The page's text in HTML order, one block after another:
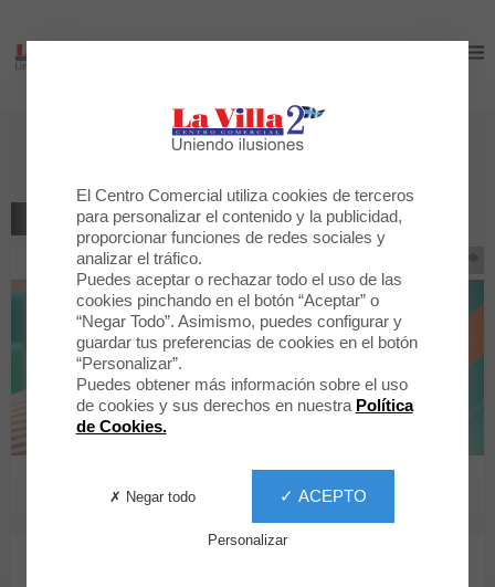
LA VILLA 2
RITUALS EVENTO DE VERANO
VOLVER AL LISTADO
El Centro Comercial utiliza cookies de terceros
para personalizar el contenido y la publicidad,
proporcionar funciones de redes sociales y
analizar el tráfico.
Puedes aceptar o rechazar todo el uso de las
cookies pinchando en el botón “Aceptar” o
“Negar Todo”. Asimismo, puedes configurar y
guardar tus preferencias de cookies en el botón
“Personalizar”.
Puedes obtener más información sobre el uso
de cookies y sus derechos en nuestra Política
de Cookies.
✓ ACEPTO
✗ Negar todo
Personalizar